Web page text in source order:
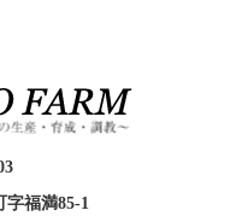
福満85-1